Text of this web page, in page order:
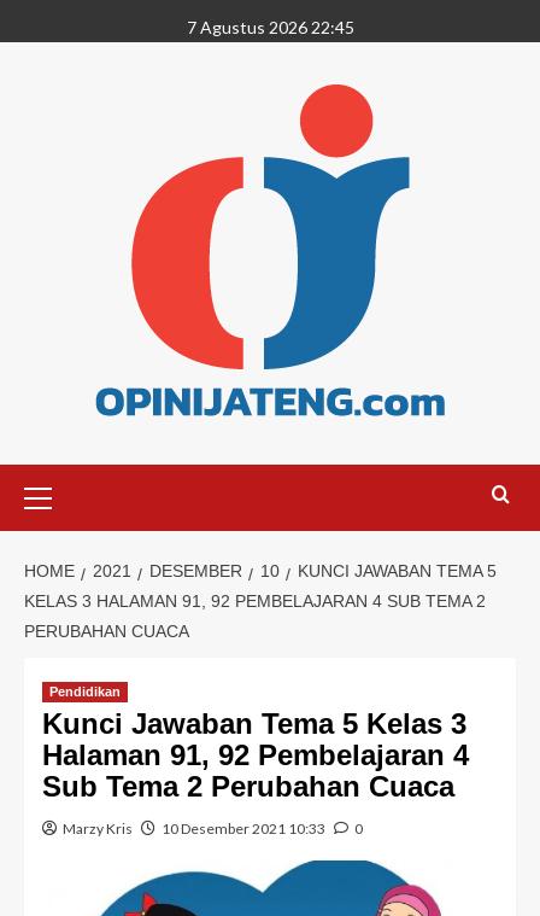
7 Agustus 2026 22:45
HOME 2021 DESEMBER 10
KUNCI JAWABAN TEMA 5
KELAS 3 HALAMAN 91, 92 PEMBELAJARAN 4 SUB TEMA 2
PERUBAHAN CUACA
Pendidikan
Kunci Jawaban Tema 5 Kelas 3
Halaman 91, 92 Pembelajaran 4
Sub Tema 2 Perubahan Cuaca
Marzy Kris 10 Desember 2021 10:33 0